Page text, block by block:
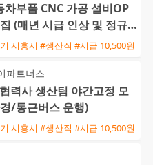
차부품 CNC 가공 설비OP
(매년 시급 인상 및 정규
시흥시 #생산직 #시급 10,500원
파트너스
력사 생산팀 야간고정 모
/통근버스 운행)
시흥시 #생산직 #시급 10,500원